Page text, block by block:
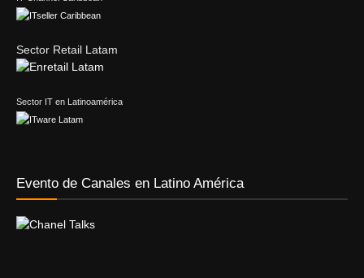
Sector Retail Latam
Sector IT en Latinoamérica
Evento de Canales en Latino América